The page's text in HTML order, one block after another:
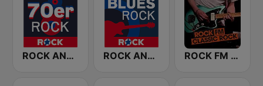
ROCK ANTENNE 70er Rock ROCK ANTENNE Blues Rock ROCK FM CLASSIC ROCK